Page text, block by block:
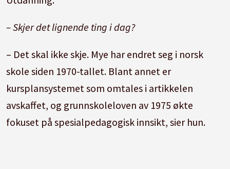
– Skjer det lignende ting i dag?
– Det skal ikke skje. Mye har endret seg i norsk
skole siden 1970-tallet. Blant annet er
kursplansystemet som omtales i artikkelen
avskaffet, og grunnskoleloven av 1975 økte
fokuset på spesialpedagogisk innsikt, sier hun.